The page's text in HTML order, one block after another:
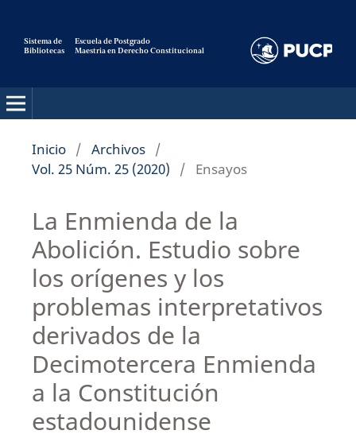
Sistema de
Bibliotecas
Escuela de Postgrado
Maestria en Derecho Constitucional
Inicio / Archivos /
Vol. 25 Núm. 25 (2020)
/ Ensayos
La Enmienda de la
Abolición. Estudio sobre
los orígenes y los
problemas interpretativos
derivados de la
Decimotercera Enmienda
a la Constitución
estadounidense